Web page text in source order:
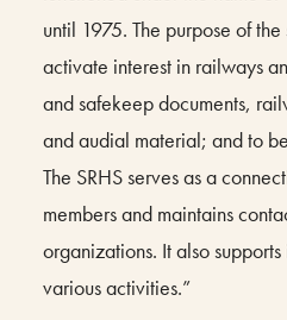
until 1975. The purpose of
activate interest in railways
and safekeep documents,
and audial material; and to
The SRHS serves as a
members and maintains
organizations. It also
various activities.”